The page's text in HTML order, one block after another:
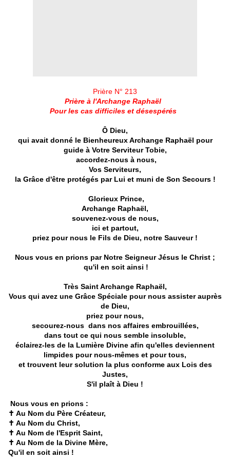
Prière N° 213
Prière à l'Archange Raphaël
Pour les cas difficiles et désespérés
Ô Dieu,
qui avait donné le Bienheureux Archange Raphaël pour
guide à Votre Serviteur Tobie,
accordez-nous à nous,
Vos Serviteurs,
la Grâce d'être protégés par Lui et muni de Son Secours !
Glorieux Prince,
Archange Raphaël,
souvenez-vous de nous,
ici et partout,
priez pour nous le Fils de Dieu, notre Sauveur !
Nous vous en prions par Notre Seigneur Jésus le Christ ;
qu'il en soit ainsi !
Très Saint Archange Raphaël,
Vous qui avez une Grâce Spéciale pour nous assister auprès
de Dieu,
priez pour nous,
secourez-nous dans nos affaires embrouillées,
dans tout ce qui nous semble insoluble,
éclairez-les de la Lumière Divine afin qu'elles deviennent
limpides pour nous-mêmes et pour tous,
et trouvent leur solution la plus conforme aux Lois des
Justes,
S'il plaît à Dieu !
Nous vous en prions :
✝️ Au Nom du Père Créateur,
✝️ Au Nom du Christ,
✝️ Au Nom de l'Esprit Saint,
✝️ Au Nom de la Divine Mère,
Qu'il en soit ainsi !